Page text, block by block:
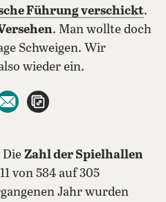
Führungverschickt.
. Man wollte doch
Schweigen. Wir
wieder ein.
WhatsApp teilen
per E-Mail teilen
Die Zahl der Spielhallen
von 584 auf 305
Jahr wurden